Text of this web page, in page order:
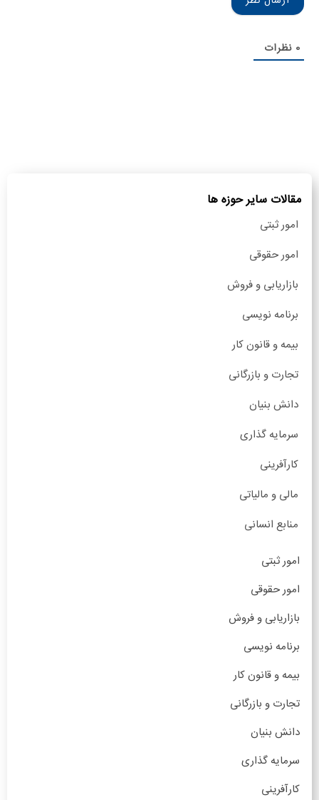
0 نظرات
مقالات سایر حوزه ها
امور ثبتی
امور حقوقی
بازاریابی و فروش
برنامه نویسی
بیمه و قانون کار
تجارت و بازرگانی
دانش بنیان
سرمایه گذاری
کارآفرینی
مالی و مالیاتی
منابع انسانی
امور ثبتی
امور حقوقی
بازاریابی و فروش
برنامه نویسی
بیمه و قانون کار
تجارت و بازرگانی
دانش بنیان
سرمایه گذاری
کارآفرینی